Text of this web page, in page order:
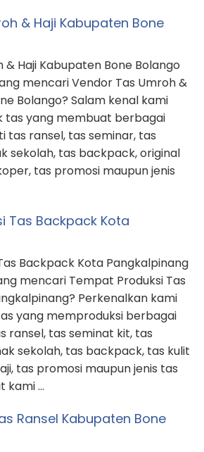
& Haji Kabupaten Bone
& Haji Kabupaten Bone Bolango
mencari Vendor Tas Umroh &
Bolango? Salam kenal kami
tas yang membuat berbagai
tas ransel, tas seminar, tas
sekolah, tas backpack, original
tas promosi maupun jenis
Tas Backpack Kota
Backpack Kota Pangkalpinang
mencari Tempat Produksi Tas
Perkenalkan kami
yang memproduksi berbagai
ransel, tas seminat kit, tas
sekolah, tas backpack, tas kulit
tas promosi maupun jenis tas
kami …
Ransel Kabupaten Bone